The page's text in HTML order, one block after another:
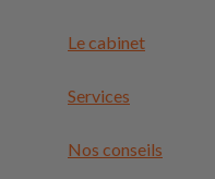
Le cabinet
Services
Nos conseils